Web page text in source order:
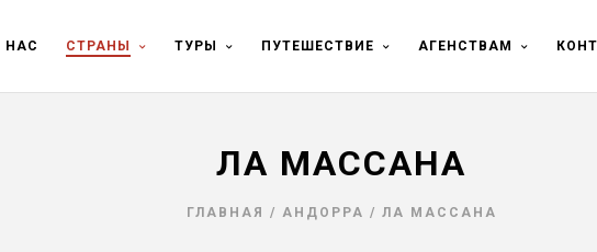
НАС СТРАНЫ ТУРЫ ПУТЕШЕСТВИЕ АГЕНСТВАМ
ЛА МАССАНА
ГЛАВНАЯ / АНДОРРА / ЛА МАССАНА